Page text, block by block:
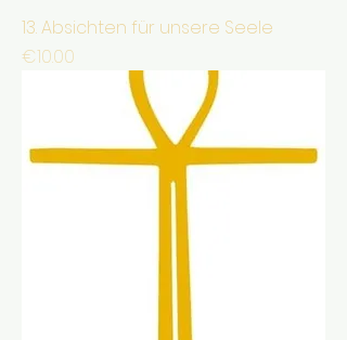
13. Absichten für unsere Seele
Price
€10.00